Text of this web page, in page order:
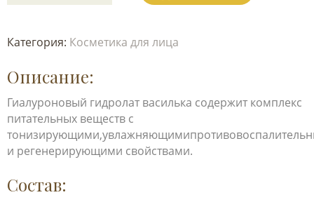
Категория: Косметика для лица
Описание:
Гиалуроновый гидролат василька содержит комплекс
питательных веществ с
и регенерирующими свойствами.
Состав: